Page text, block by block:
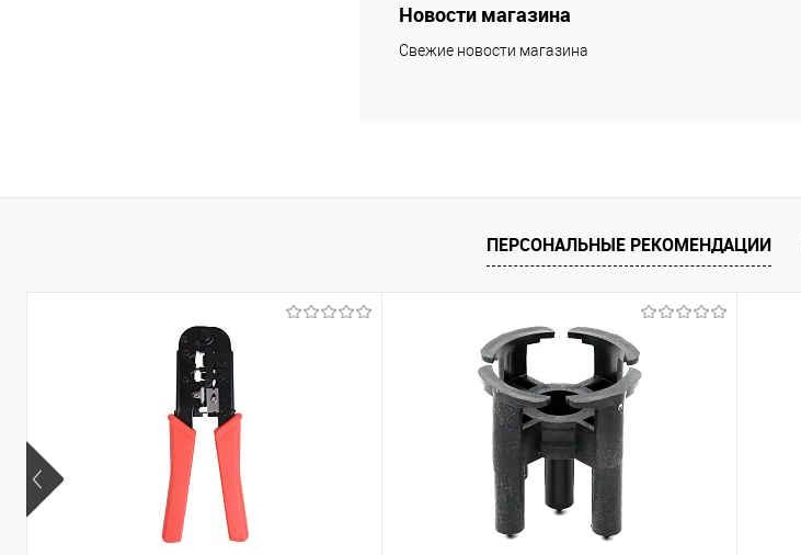
Новости магазина
Свежие новости магазина
ПЕРСОНАЛЬНЫЕ РЕКОМЕНДАЦИИ